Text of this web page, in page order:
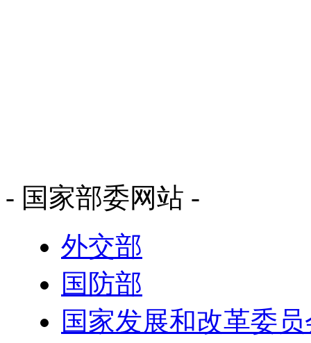
- 国家部委网站 -
外交部
国防部
国家发展和改革委